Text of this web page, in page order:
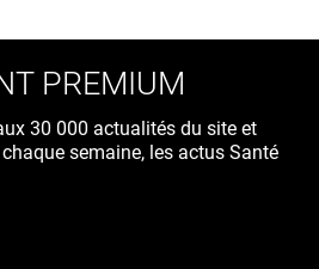
PREMIUM
30 000 actualités du site et
semaine, les actus Santé